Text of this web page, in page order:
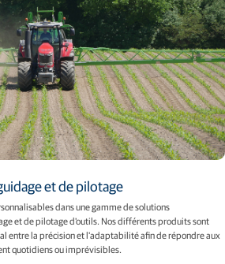
et de pilotage
dans une gamme de solutions
et de pilotage d'outils. Nos différents produits sont
entre la précision et l'adaptabilité afin de répondre aux
quotidiens ou imprévisibles.